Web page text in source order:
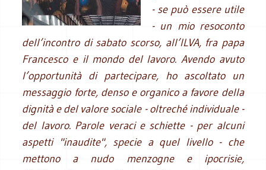
- se può essere utile
- un mio resoconto
dell’incontro di sabato scorso, all’ILVA, fra papa
Francesco e il mondo del lavoro.Avendo avuto
l’opportunità di partecipare, ho ascoltato un
messaggio forte, denso e organico a favore della
dignità e del valore sociale - oltreché individuale -
del lavoro. Parole veraci e schiette - per alcuni
aspetti "inaudite", specie a quel livello - che
mettono a nudo menzogne e ipocrisie,